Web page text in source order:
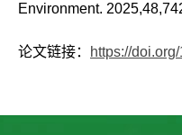
Environment.
论文链接： https://